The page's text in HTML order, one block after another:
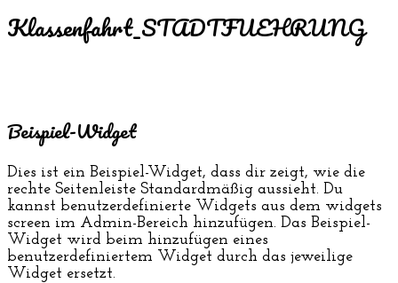
Klassenfahrt_STADTFUEHRUNG
Beispiel-Widget
Dies ist ein Beispiel-Widget, dass dir zeigt, wie die
rechte Seitenleiste Standardmäßig aussieht. Du
kannst benutzerdefinierte Widgets aus dem widgets
screen im Admin-Bereich hinzufügen. Das Beispiel-
Widget wird beim hinzufügen eines
benutzerdefiniertem Widget durch das jeweilige
Widget ersetzt.